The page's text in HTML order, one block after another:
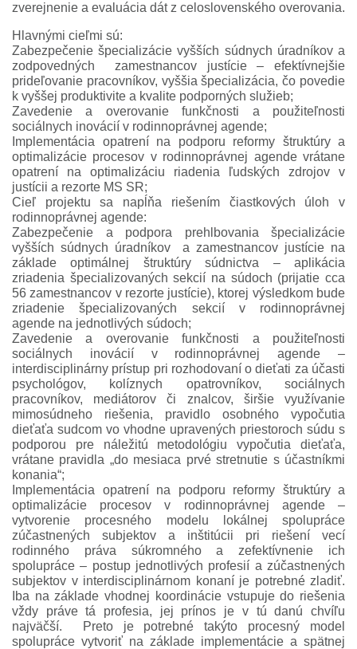
zverejnenie a evaluácia dát z celoslovenského overovania.
Hlavnými cieľmi sú:
Zabezpečenie špecializácie vyšších súdnych úradníkov a
zodpovedných zamestnancov justície – efektívnejšie
prideľovanie pracovníkov, vyššia špecializácia, čo povedie
k vyššej produktivite a kvalite podporných služieb;
Zavedenie a overovanie funkčnosti a použiteľnosti
sociálnych inovácií v rodinnoprávnej agende;
Implementácia opatrení na podporu reformy štruktúry a
optimalizácie procesov v rodinnoprávnej agende vrátane
opatrení na optimalizáciu riadenia ľudských zdrojov v
justícii a rezorte MS SR;
Cieľ projektu sa napĺňa riešením čiastkových úloh v
rodinnoprávnej agende:
Zabezpečenie a podpora prehlbovania špecializácie
vyšších súdnych úradníkov a zamestnancov justície na
základe optimálnej štruktúry súdnictva – aplikácia
zriadenia špecializovaných sekcií na súdoch (prijatie cca
56 zamestnancov v rezorte justície), ktorej výsledkom bude
zriadenie špecializovaných sekcií v rodinnoprávnej
agende na jednotlivých súdoch;
Zavedenie a overovanie funkčnosti a použiteľnosti
sociálnych inovácií v rodinnoprávnej agende –
interdisciplinárny prístup pri rozhodovaní o dieťati za účasti
psychológov, kolíznych opatrovníkov, sociálnych
pracovníkov, mediátorov či znalcov, širšie využívanie
mimosúdneho riešenia, pravidlo osobného vypočutia
dieťaťa sudcom vo vhodne upravených priestoroch súdu s
podporou pre náležitú metodológiu vypočutia dieťaťa,
vrátane pravidla „do mesiaca prvé stretnutie s účastníkmi
konania“;
Implementácia opatrení na podporu reformy štruktúry a
optimalizácie procesov v rodinnoprávnej agende –
vytvorenie procesného modelu lokálnej spolupráce
zúčastnených subjektov a inštitúcii pri riešení vecí
rodinného práva súkromného a zefektívnenie ich
spolupráce – postup jednotlivých profesií a zúčastnených
subjektov v interdisciplinárnom konaní je potrebné zladiť.
Iba na základe vhodnej koordinácie vstupuje do riešenia
vždy práve tá profesia, jej prínos je v tú danú chvíľu
najväčší. Preto je potrebné takýto procesný model
spolupráce vytvoriť na základe implementácie a spätnej